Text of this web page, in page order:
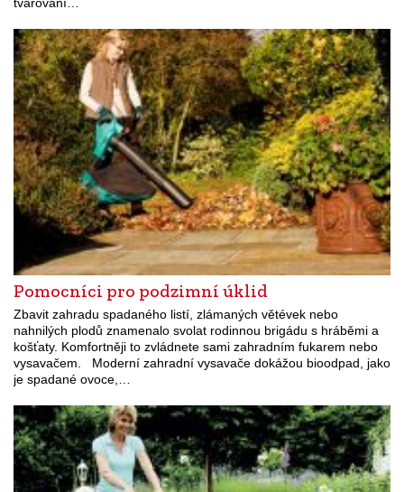
Pomocníci pro podzimní úklid
Zbavit zahradu spadaného listí, zlámaných větévek nebo
nahnilých plodů znamenalo svolat rodinnou brigádu s hráběmi a
košťaty. Komfortněji to zvládnete sami zahradním fukarem nebo
vysavačem. Moderní zahradní vysavače dokážou bioodpad, jako
je spadané ovoce,…